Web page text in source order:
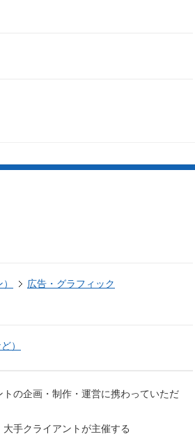
広告・グラフィック
）
の企画・制作・運営に携わっていただ
手クライアントが主催する